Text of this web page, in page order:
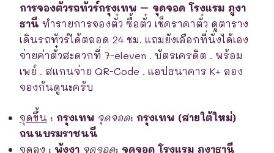
การจองตั๋วรถทัวร์กรุงเทพ – จุดจอด โรงแรม ภูงา
ธานี ทำรายการจองตั๋ว ซื้อตั๋ว เช็คราคาตั๋ว ดูตาราง
เดินรถทัวร์ได้ตลอด 24 ชม. แถมยังเลือกที่นั่งได้เอง
จ่ายค่าตั๋วสะดวกที่ 7-eleven . บัตรเครดิต . พร้อม
เพย์ . สแกนจ่าย QR-Code . แอปธนาคาร K+ ลอง
จองกันดูนะครับ
จุดขึ้น : กรุงเทพ จุดจอด: กรุงเทพ (สายใต้ใหม่)
ถนนบรมราชนนี
จุดลง : พังงา จุดจอด: จุดจอด โรงแรม ภูงาธานี